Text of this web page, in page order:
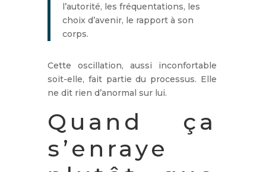
l’autorité, les fréquentations, les
choix d’avenir, le rapport à son
corps.
Cette oscillation, aussi inconfortable
soit-elle, fait partie du processus. Elle
ne dit rien d’anormal sur lui.
Quand ça
s’enraye